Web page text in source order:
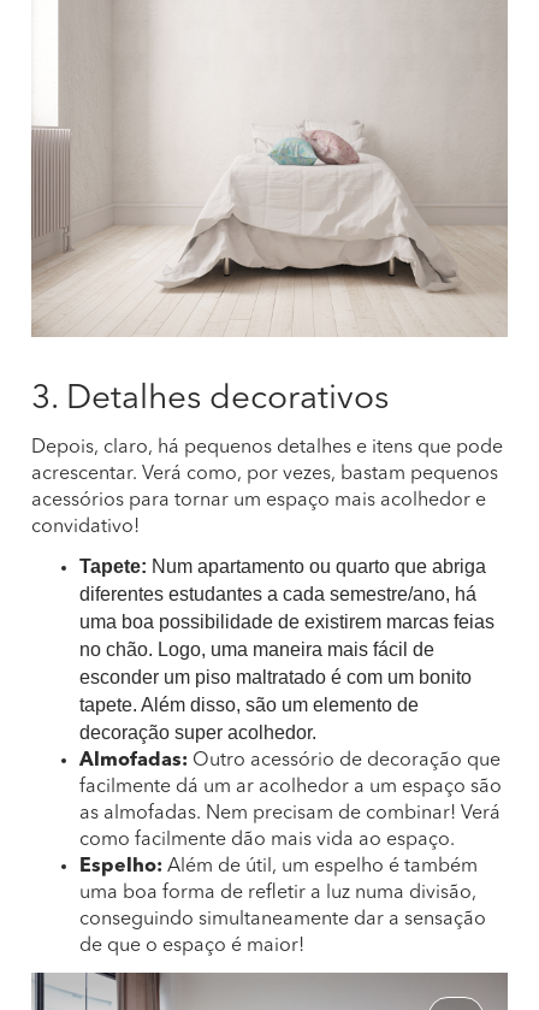
3. Detalhes decorativos
Depois, claro, há pequenos detalhes e itens que pode
acrescentar. Verá como, por vezes, bastam pequenos
acessórios para tornar um espaço mais acolhedor e
convidativo!
Tapete: Num apartamento ou quarto que abriga
diferentes estudantes a cada semestre/ano, há
uma boa possibilidade de existirem marcas feias
no chão. Logo, uma maneira mais fácil de
esconder um piso maltratado é com um bonito
tapete. Além disso, são um elemento de
decoração super acolhedor.
Almofadas: Outro acessório de decoração que
facilmente dá um ar acolhedor a um espaço são
as almofadas. Nem precisam de combinar! Verá
como facilmente dão mais vida ao espaço.
Espelho: Além de útil, um espelho é também
uma boa forma de refletir a luz numa divisão,
conseguindo simultaneamente dar a sensação
de que o espaço é maior!